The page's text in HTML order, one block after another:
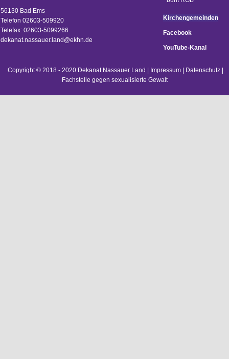
56130 Bad Ems
Telefon 02603-509920
Telefax: 02603-5099266
dekanat.nassauer.land@ekhn.de
Kirchengemeinden
Facebook
YouTube-Kanal
Copyright © 2018 - 2020 Dekanat Nassauer Land | Impressum| Datenschutz|
Fachstelle gegen sexualisierte Gewalt